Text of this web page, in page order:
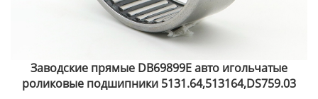
Заводские прямые DBF70697 авто игольчатые
роликовые подшипники 5132.55,513255,DS759.09